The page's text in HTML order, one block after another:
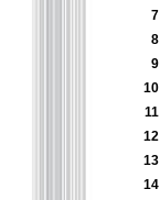
7
8
9
10
11
12
13
14